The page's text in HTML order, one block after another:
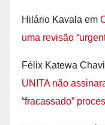
Hilário Kavala em
uma revisão
Félix Katewa
UNITA não
“fracassado”